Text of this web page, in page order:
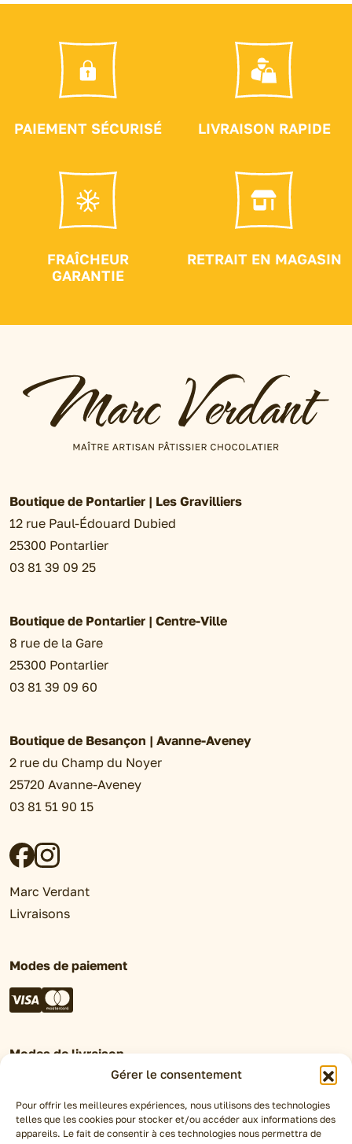
Gérer le consentement
Pour offrir les meilleures expériences, nous utilisons des technologies
telles que les cookies pour stocker et/ou accéder aux informations des
appareils. Le fait de consentir à ces technologies nous permettra de
PAIEMENT SÉCURISÉ LIVRAISON RAPIDE
FRAÎCHEUR
GARANTIE
RETRAIT EN MAGASIN
Boutique de Pontarlier | Les Gravilliers
12 rue Paul-Édouard Dubied
25300 Pontarlier
03 81 39 09 25
Boutique de Pontarlier | Centre-Ville
8 rue de la Gare
25300 Pontarlier
03 81 39 09 60
Boutique de Besançon | Avanne-Aveney
2 rue du Champ du Noyer
25720 Avanne-Aveney
03 81 51 90 15
Marc Verdant
Livraisons
Modes de paiement
Modes de livraison
Retrait en magasin
Click&Collect
Livraison Chronofresh